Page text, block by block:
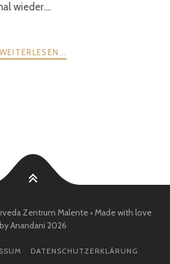
wieder....
WEITERLESEN...
Zentrum Malente • Made with love
by Anandani 2026
DATENSCHUTZERKLÄRUNG